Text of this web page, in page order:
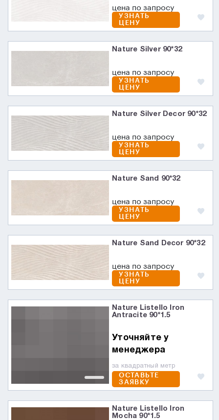
цена по запросу
УЗНАТЬ
ЦЕНУ
Nature Silver 90*32
цена по запросу
УЗНАТЬ
ЦЕНУ
Nature Silver Decor 90*32
цена по запросу
УЗНАТЬ
ЦЕНУ
Nature Sand 90*32
цена по запросу
УЗНАТЬ
ЦЕНУ
Nature Sand Decor 90*32
цена по запросу
УЗНАТЬ
ЦЕНУ
Nature Listello Iron
Antracite 90*1.5
Уточняйте у
менеджера
за квадратный метр
ОСТАВЬТЕ
ЗАЯВКУ
Nature Listello Iron
Mocha 90*1.5